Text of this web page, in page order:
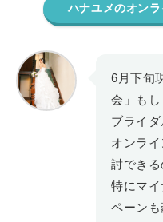
ハナユメのオン
6月下旬
会」も
ブライダ
オンラ
討できる
特にマ
ペーン